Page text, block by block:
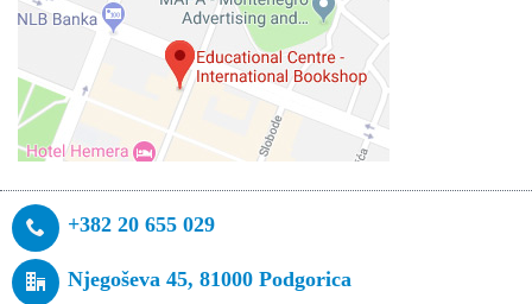
+382 20 655 029
Njegoševa 45, 81000 Podgorica